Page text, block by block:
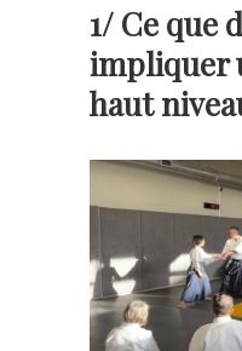
1/ Ce que
impliquer
haut